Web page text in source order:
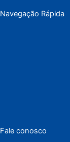
Navegação Rápida
Fale conosco